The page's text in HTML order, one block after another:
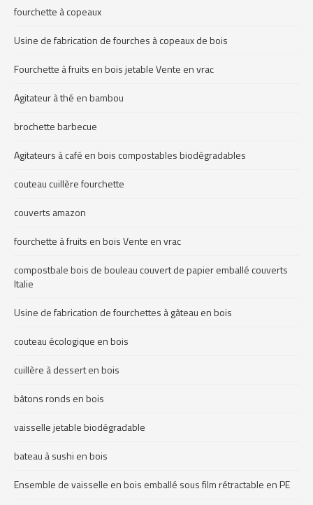
fourchette à copeaux
Usine de fabrication de fourches à copeaux de bois
Fourchette à fruits en bois jetable Vente en vrac
Agitateur à thé en bambou
brochette barbecue
Agitateurs à café en bois compostables biodégradables
couteau cuillère fourchette
couverts amazon
fourchette à fruits en bois Vente en vrac
compostbale bois de bouleau couvert de papier emballé couverts
Italie
Usine de fabrication de fourchettes à gâteau en bois
couteau écologique en bois
cuillère à dessert en bois
bâtons ronds en bois
vaisselle jetable biodégradable
bateau à sushi en bois
Ensemble de vaisselle en bois emballé sous film rétractable en PE